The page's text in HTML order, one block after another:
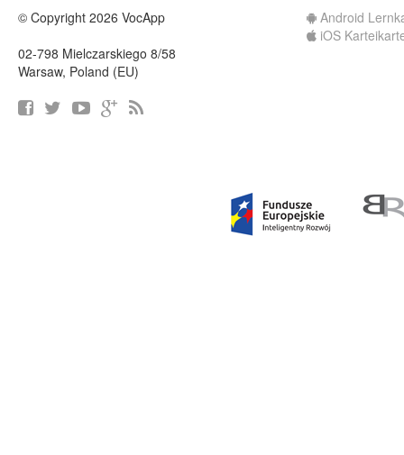
© Copyright 2026 VocApp
02-798 Mielczarskiego 8/58
Warsaw, Poland (EU)
Android
iOS